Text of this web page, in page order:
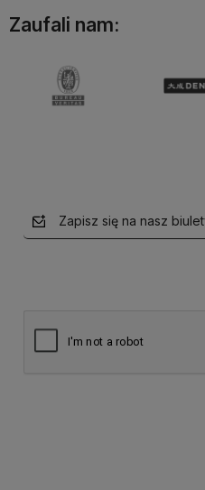
Zaufali nam:
Zapisz się na nasz